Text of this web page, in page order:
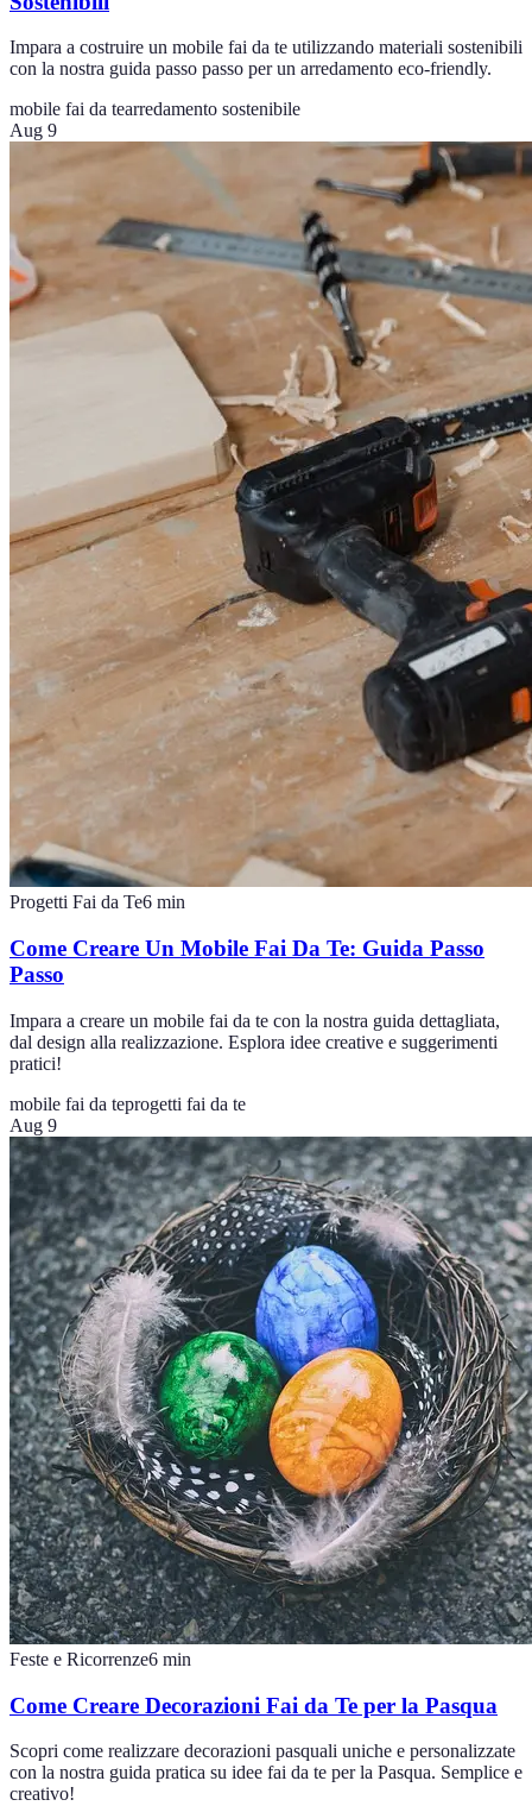
Impara a costruire un mobile fai da te utilizzando materiali sostenibili
con la nostra guida passo passo per un arredamento eco-friendly.
mobile fai da tearredamento sostenibile
Aug 9
Progetti Fai da Te6 min
Come Creare Un Mobile Fai Da Te: Guida Passo
Passo
Impara a creare un mobile fai da te con la nostra guida dettagliata,
dal design alla realizzazione. Esplora idee creative e suggerimenti
pratici!
mobile fai da teprogetti fai da te
Aug 9
Feste e Ricorrenze6 min
Come Creare Decorazioni Fai da Te per la Pasqua
Scopri come realizzare decorazioni pasquali uniche e personalizzate
con la nostra guida pratica su idee fai da te per la Pasqua. Semplice e
creativo!